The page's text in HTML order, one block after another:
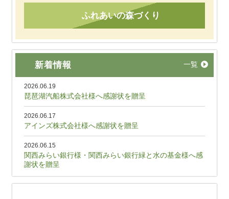
ふれあいの森づくり
新着情報 一覧
2026.06.19
琵琶湖汽船株式会社様へ感謝状を贈呈
2026.06.17
アインズ株式会社様へ感謝状を贈呈
2026.06.15
関西みらい銀行様・関西みらい銀行緑と水の基金様へ感
謝状を贈呈